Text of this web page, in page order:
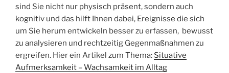
sind Sie nicht nur physisch präsent, sondern auch
kognitiv und das hilft Ihnen dabei, Ereignisse die sich
um Sie herum entwickeln besser zu erfassen, bewusst
zu analysieren und rechtzeitig Gegenmaßnahmen zu
ergreifen. Hier ein Artikel zum Thema: Situative
Aufmerksamkeit – Wachsamkeit im Alltag